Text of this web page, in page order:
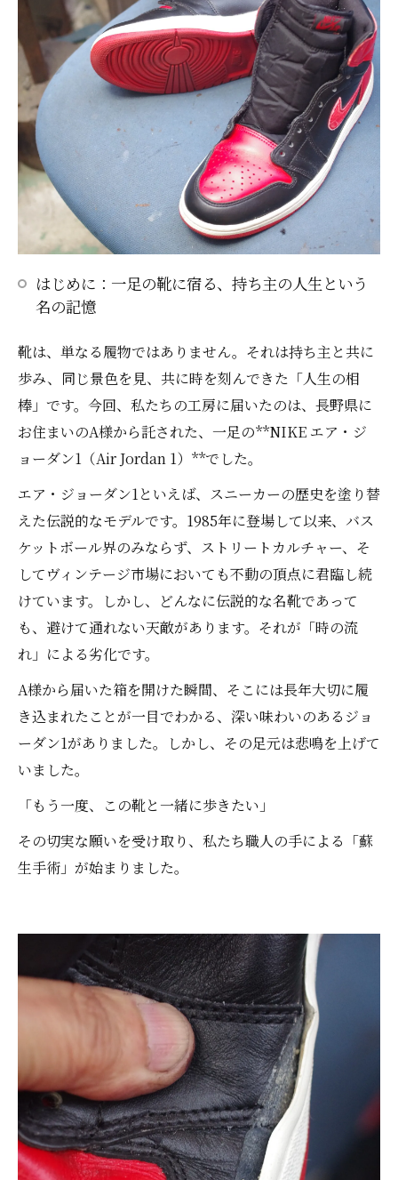
はじめに：一足の靴に宿る、持ち主の人生という
名の記憶
靴は、単なる履物ではありません。それは持ち主と共に
歩み、同じ景色を見、共に時を刻んできた「人生の相
棒」です。今回、私たちの工房に届いたのは、長野県に
お住まいのA様から託された、一足の**NIKE エア・ジ
ョーダン1（Air Jordan 1）**でした。
エア・ジョーダン1といえば、スニーカーの歴史を塗り替
えた伝説的なモデルです。1985年に登場して以来、バス
ケットボール界のみならず、ストリートカルチャー、そ
してヴィンテージ市場においても不動の頂点に君臨し続
けています。しかし、どんなに伝説的な名靴であって
も、避けて通れない天敵があります。それが「時の流
れ」による劣化です。
A様から届いた箱を開けた瞬間、そこには長年大切に履
き込まれたことが一目でわかる、深い味わいのあるジョ
ーダン1がありました。しかし、その足元は悲鳴を上げて
いました。
「もう一度、この靴と一緒に歩きたい」
その切実な願いを受け取り、私たち職人の手による「蘇
生手術」が始まりました。